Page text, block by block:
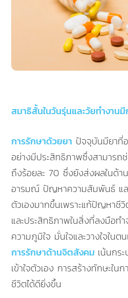
สมาธิสั้นในวันรุ่นและวัยทำงาน
การรักษาด้วยยา ปัจจุบันมียาที่
อย่างมีประสิทธิภาพซึ่งสามารถ
ถึงร้อยละ 70 ซึ่งยังส่งผลในด้
อารมณ์ ปัญหาความสัมพันธ์ แ
ตัวเองมากขึ้นเพราะแก้ปัญหาชี
และประสิทธิภาพในสิ่งที่ลงมือทำ
ความภูมิใจ มั่นใจและวางใจในตน
การรักษาด้านจิตสังคม เน้นกร
เข้าใจตัวเอง การสร้างทักษะใ
ชีวิตได้ดียิ่งขึ้น